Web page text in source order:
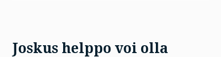
Joskus helppo voi olla